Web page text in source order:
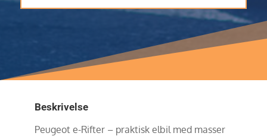
Beskrivelse
Peugeot e-Rifter – praktisk elbil med masser